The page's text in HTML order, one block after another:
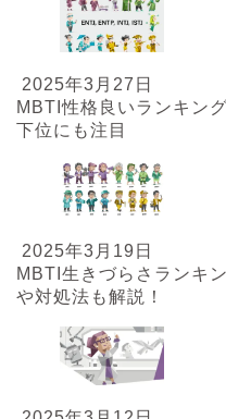
2025年3月27日
MBTI性格良いランキン
下位にも注目
2025年3月19日
MBTI生きづらさランキ
や対処法も解説！